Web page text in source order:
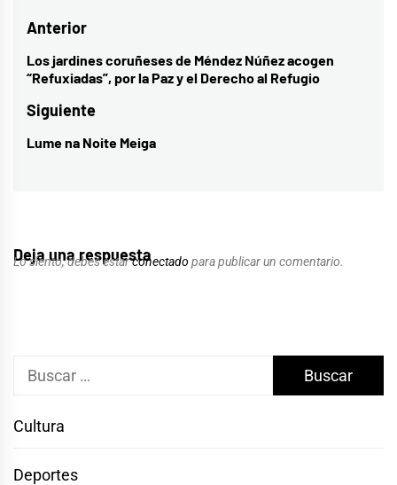
Navegación
de
entradas
Anterior
Entrada
anterior:
Los jardines coruñeses de Méndez Núñez acogen
“Refuxiadas”, por la Paz y el Derecho al Refugio
Siguiente
Entrada
Lume na Noite Meiga
Deja una respuesta
Lo siento, debes estarconectado para publicar un comentario.
Buscar:
Cultura
Deportes